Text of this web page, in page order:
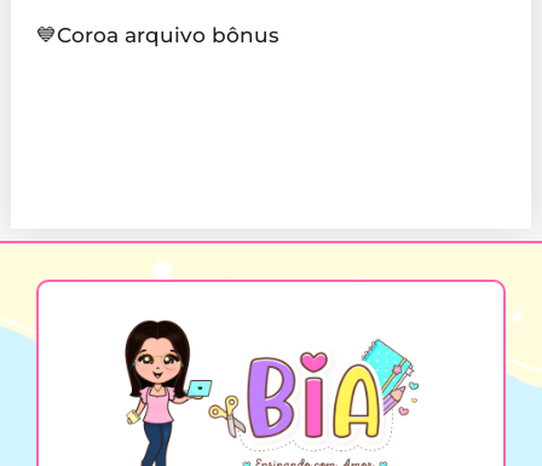
💙Coroa arquivo bônus